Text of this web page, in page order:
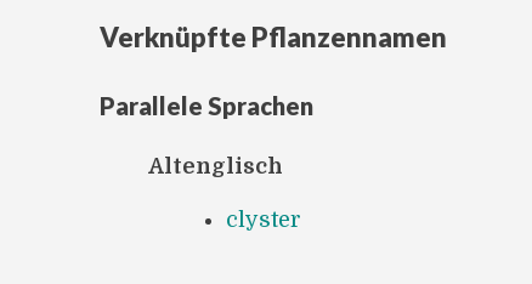
Verknüpfte Pflanzennamen
Parallele Sprachen
Altenglisch
clyster